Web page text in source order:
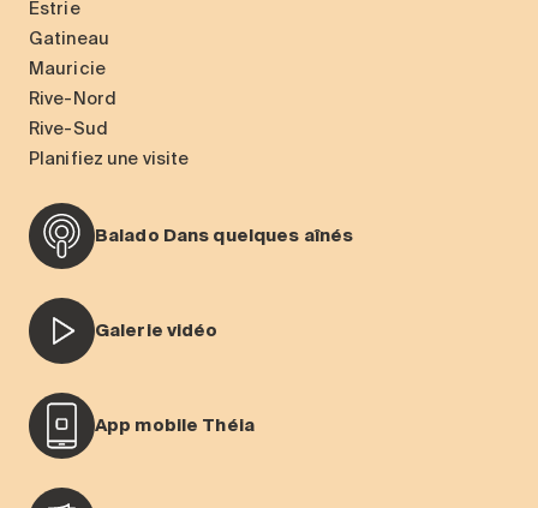
Estrie
Gatineau
Mauricie
Rive-Nord
Rive-Sud
Planifiez une visite
Balado Dans quelques aînés
Galerie vidéo
App mobile Théia